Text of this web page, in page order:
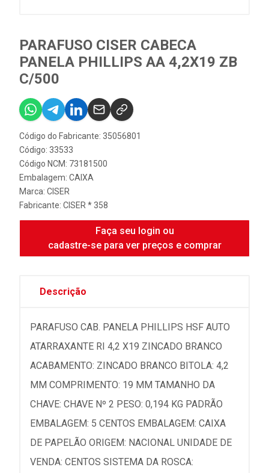
PARAFUSO CISER CABECA
PANELA PHILLIPS AA 4,2X19 ZB
C/500
Código do Fabricante: 35056801
Código: 33533
Código NCM: 73181500
Embalagem: CAIXA
Marca: CISER
Fabricante: CISER * 358
Faça seu login ou
cadastre-se para ver preços e comprar
Descrição
PARAFUSO CAB. PANELA PHILLIPS HSF AUTO
ATARRAXANTE RI 4,2 X19 ZINCADO BRANCO
ACABAMENTO: ZINCADO BRANCO BITOLA: 4,2
MM COMPRIMENTO: 19 MM TAMANHO DA
CHAVE: CHAVE Nº 2 PESO: 0,194 KG PADRÃO
EMBALAGEM: 5 CENTOS EMBALAGEM: CAIXA
DE PAPELÃO ORIGEM: NACIONAL UNIDADE DE
VENDA: CENTOS SISTEMA DA ROSCA: